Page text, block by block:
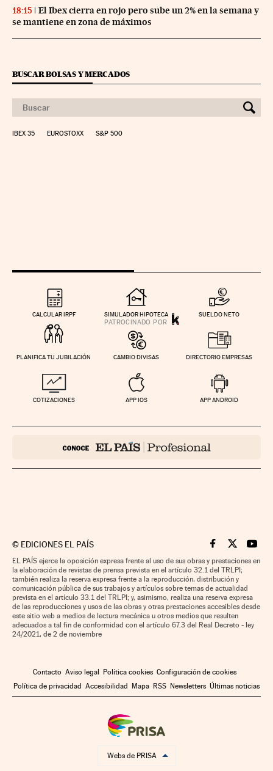
18:15
El Ibex cierra en rojo pero sube un 2% en la semana y
se mantiene en zona de máximos
BUSCAR BOLSAS Y MERCADOS
IBEX 35 EUROSTOXX S&P 500
CALCULAR IRPF SIMULADOR HIPOTECA SUELDO NETO
PLANIFICA TU JUBILACIÓN CAMBIO DIVISAS DIRECTORIO EMPRESAS
COTIZACIONES APP IOS APP ANDROID
© EDICIONES EL PAÍS Cinco Días en
Cinco Días
Cinco
EL PAÍS ejerce la oposición expresa frente al uso de sus obras y prestaciones en
la elaboración de revistas de prensa prevista en el artículo 32.1 del TRLPI;
también realiza la reserva expresa frente a la reproducción, distribución y
comunicación pública de sus trabajos y artículos sobre temas de actualidad
prevista en el artículo 33.1 del TRLPI; y, asimismo, realiza una reserva expresa
de las reproducciones y usos de las obras y otras prestaciones accesibles desde
este sitio web a medios de lectura mecánica u otros medios que resulten
adecuados a tal fin de conformidad con el artículo 67.3 del Real Decreto - ley
24/2021, de 2 de noviembre
Contacto Aviso legal Política cookies Configuración de cookies
Política de privacidad Accesibilidad Mapa RSS Newsletters Últimas noticias
Webs de PRISA